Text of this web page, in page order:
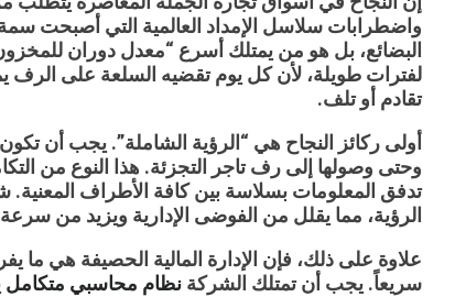
واضطرابات سلاسل الإمداد العالمية التي أصبحت
البضائع، بل هو من يمتلك أسرع “معدل دوران
لفترات طويلة، لأن كل يوم تقضيه السلعة على
تقادم أو تلف.
أولى ركائز النجاح هي “الرؤية الشاملة”. يجب أن
وحتى وصولها إلى رف تاجر التجزئة. هذا النوع من
تدفق المعلومات بسلاسة بين كافة الأطراف المعنية.
الرؤية، مما يقلل من الفوضى الإدارية ويزيد من
علاوة على ذلك، فإن الإدارة المالية الحصيفة هي
سريعاً. يجب أن تمتلك الشركة نظام محاسبي متكامل